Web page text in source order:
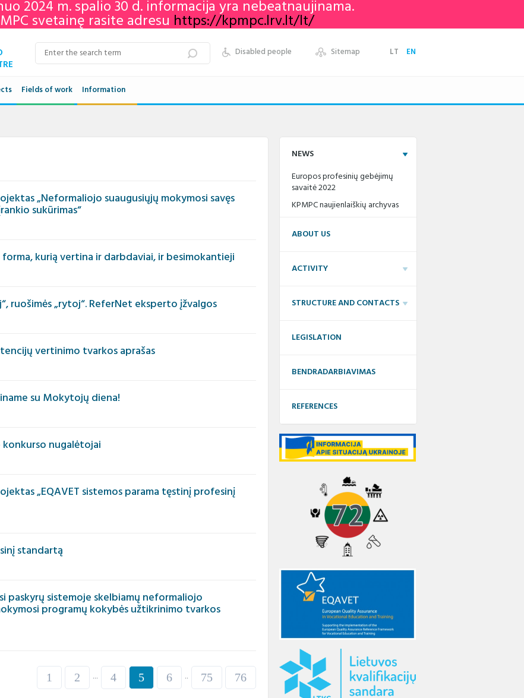
2024 m. spalio 30 d. informacija yra nebeatnaujinama.
svetainę rasite adresu https://kpmpc.lrv.lt/lt/
LT EN
Sitemap
Disabled people
Fields of work Information
Networks
„Neformaliojo suaugusiųjų mokymosi savęs
sukūrimas“
kurią vertina ir darbdaviai, ir besimokantieji
ruošimės „rytoj“. ReferNet eksperto įžvalgos
vertinimo tvarkos aprašas
su Mokytojų diena!
nugalėtojai
„EQAVET sistemos parama tęstinį profesinį
standartą
paskyrų sistemoje skelbiamų neformaliojo
programų kokybės užtikrinimo tvarkos
1 2 ... 4 5 6 .. 75 76
NEWS
Europos profesinių gebėjimų
savaitė 2022
KPMPC naujienlaiškių archyvas
ABOUT US
ACTIVITY
STRUCTURE AND CONTACTS
LEGISLATION
BENDRADARBIAVIMAS
REFERENCES